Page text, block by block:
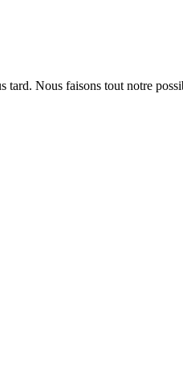
tard. Nous faisons tout notre